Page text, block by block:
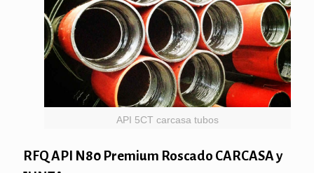
API 5CT carcasa tubos
RFQ API N80 Premium Roscado CARCASA y